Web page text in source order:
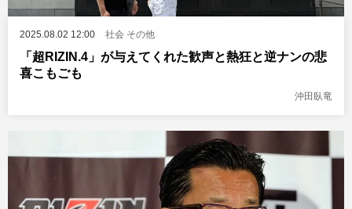
2025.08.02 12:00 社会 その他
「超RIZIN.4」が与えてくれた歓声と熱狂と逆ナンの悲
喜こもごも
沖田臥竜